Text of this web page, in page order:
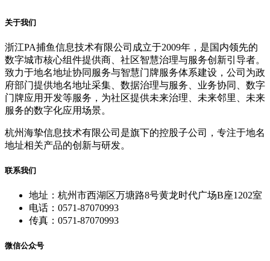
关于我们
浙江PA捕鱼信息技术有限公司成立于2009年，是国内领先的
数字城市核心组件提供商、社区智慧治理与服务创新引导者。
致力于地名地址协同服务与智慧门牌服务体系建设，公司为政
府部门提供地名地址采集、数据治理与服务、业务协同、数字
门牌应用开发等服务，为社区提供未来治理、未来邻里、未来
服务的数字化应用场景。
杭州海挚信息技术有限公司是旗下的控股子公司，专注于地名
地址相关产品的创新与研发。
联系我们
地址：杭州市西湖区万塘路8号黄龙时代广场B座1202室
电话：0571-87070993
传真：0571-87070993
微信公众号